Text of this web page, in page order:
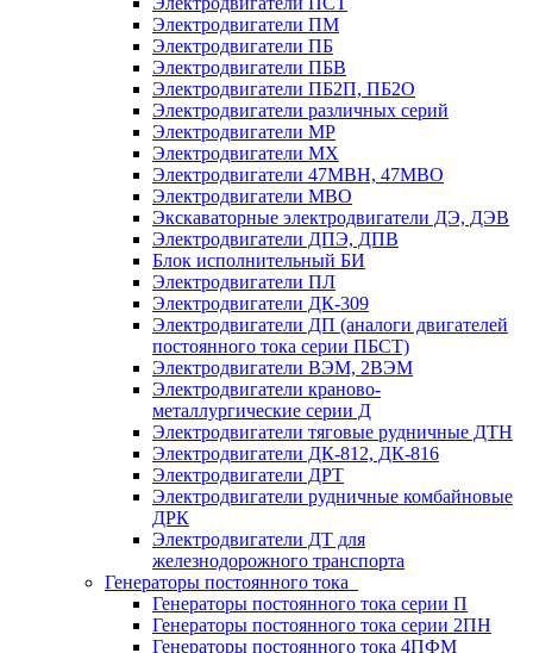
Электродвигатели ПМ
Электродвигатели ПБ
Электродвигатели ПБВ
Электродвигатели ПБ2П, ПБ2О
Электродвигатели различных серий
Электродвигатели МР
Электродвигатели MX
Электродвигатели 47MBH, 47МВО
Электродвигатели MBO
Экскаваторные электродвигатели ДЭ, ДЭВ
Электродвигатели ДПЭ, ДПВ
Блок исполнительный БИ
Электродвигатели ПЛ
Электродвигатели ДК-309
Электродвигатели ДП (аналоги двигателей
постоянного тока серии ПБСТ)
Электродвигатели ВЭМ, 2ВЭМ
Электродвигатели краново-
металлургические серии Д
Электродвигатели тяговые рудничные ДТН
Электродвигатели ДК-812, ДК-816
Электродвигатели ДРТ
Электродвигатели рудничные комбайновые
ДРК
Электродвигатели ДТ для
железнодорожного транспорта
Генераторы постоянного тока
Генераторы постоянного тока серии П
Генераторы постоянного тока серии 2ПН
Генераторы постоянного тока 4ПФМ